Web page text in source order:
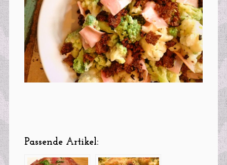
Passende Artikel: